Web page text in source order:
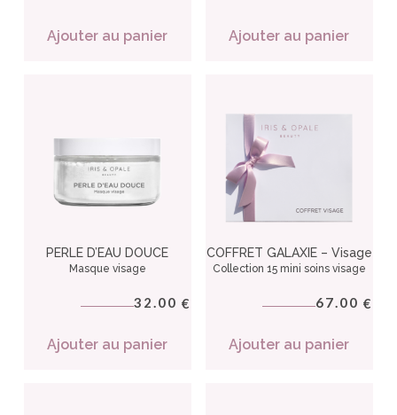
Ajouter au panier Ajouter au panier
PERLE D’EAU DOUCE
Masque visage
32.00 €
Ajouter au panier
COFFRET GALAXIE – Visage
Collection 15 mini soins visage
67.00 €
Ajouter au panier